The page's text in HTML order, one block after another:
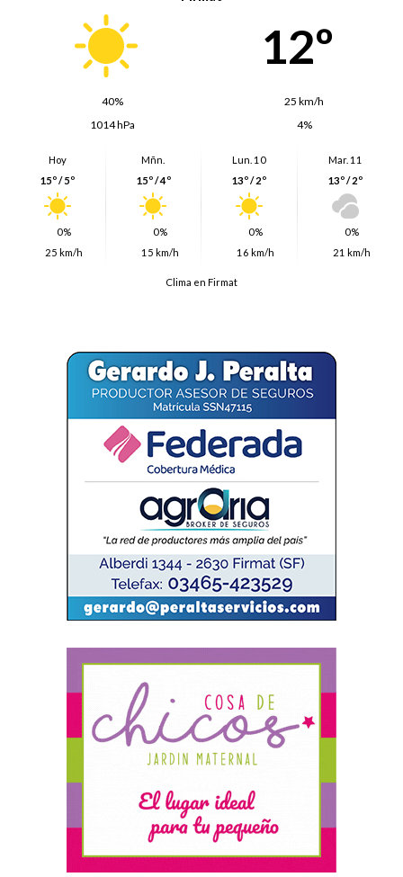
12º
40%
25 km/h
1014 hPa
4%
Hoy
15º / 5º
0%
25 km/h
Mñn.
15º / 4º
0%
15 km/h
Lun. 10
13º / 2º
0%
16 km/h
Mar. 11
13º / 2º
0%
21 km/h
Clima en Firmat